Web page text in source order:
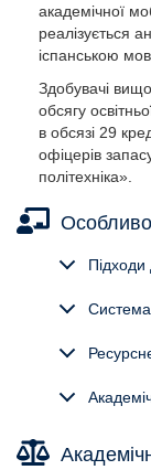
академічної
реалізується
іспанською
Здобувачі
обсягу
в обсязі 29
офіцерів
політехніка».